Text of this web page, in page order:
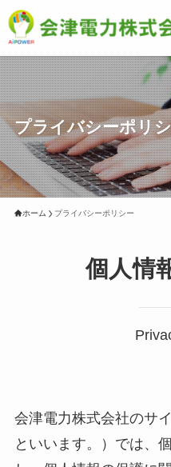
プライバシーポリ
ホーム プライバシーポリシー
個人情
会津電力株式会社のサ
といいます。）では、